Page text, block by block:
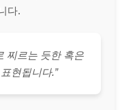
다.
찌르는 듯한 혹은
현됩니다.”